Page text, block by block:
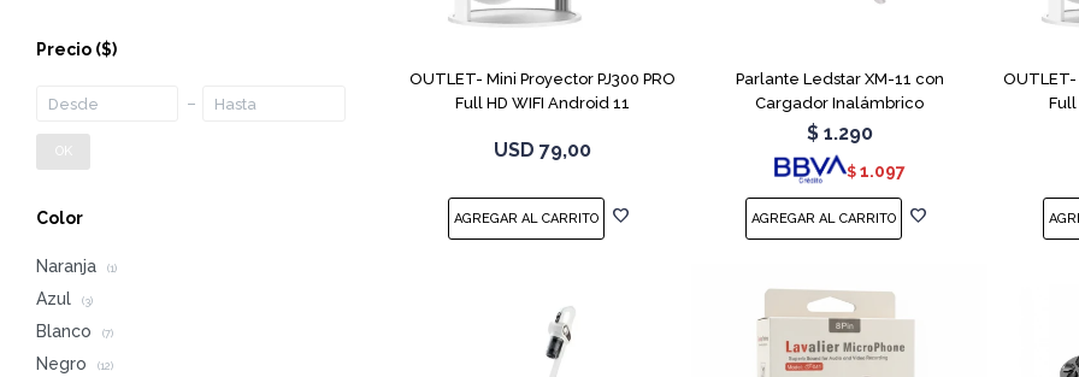
OUTLET- Mini Proyector PJ300 PRO
Full HD WIFI Android 11
USD 79,00
Parlante Ledstar XM-11 con
Cargador Inalámbrico
$ 1.290
$ 1.097
OUTLET-
Full
Precio ($)
OK
Color
Naranja (1)
Azul (3)
Blanco (7)
Negro (12)